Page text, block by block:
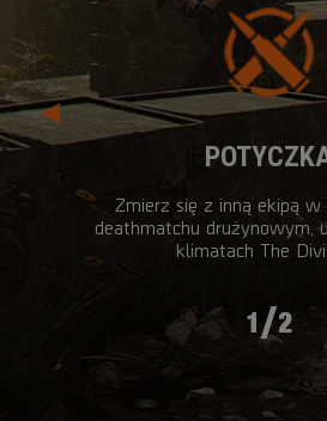
Zmierz się z inną ekipą w
deathmatchu drużynowym,
klimatach The
1/2